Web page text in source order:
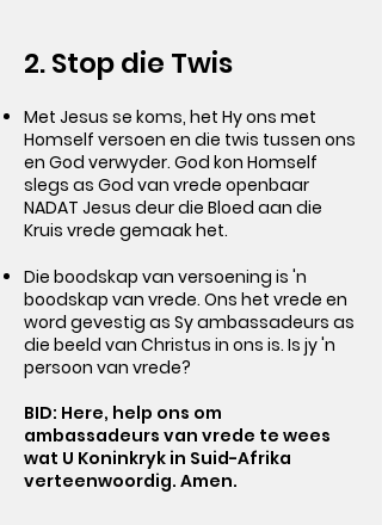
2. Stop die Twis
Met Jesus se koms, het Hy ons met
Homself versoen en die twis tussen ons
en God verwyder. God kon Homself
slegs as God van vrede openbaar
NADAT Jesus deur die Bloed aan die
Kruis vrede gemaak het.
Die boodskap van versoening is 'n
boodskap van vrede. Ons het vrede en
word gevestig as Sy ambassadeurs as
die beeld van Christus in ons is. Is jy 'n
persoon van vrede?
BID: Here, help ons om
ambassadeurs van vrede te wees
wat U Koninkryk in Suid-Afrika
verteenwoordig. Amen.